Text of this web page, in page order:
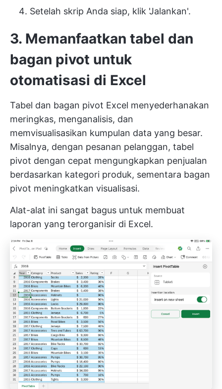
Setelah skrip Anda siap, klik 'Jalankan'.
3. Memanfaatkan tabel dan
bagan pivot untuk
otomatisasi di Excel
Tabel dan bagan pivot Excel menyederhanakan
meringkas, menganalisis, dan
memvisualisasikan kumpulan data yang besar.
Misalnya, dengan pesanan pelanggan, tabel
pivot dengan cepat mengungkapkan penjualan
berdasarkan kategori produk, sementara bagan
pivot meningkatkan visualisasi.
Alat-alat ini sangat bagus untuk membuat
laporan yang terorganisir di Excel.